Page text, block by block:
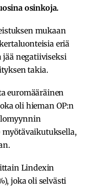
osinkoja.
mukaan
eriä
jää negatiiviseksi
takia.
euromääräinen
oli hieman OP:n
Lindexin
joka oli selvästi